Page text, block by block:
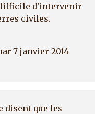
d'intervenir
civiles.
7 janvier 2014
disent que les